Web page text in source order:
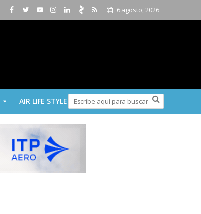
6 agosto, 2026
AIR LIFE STYLE